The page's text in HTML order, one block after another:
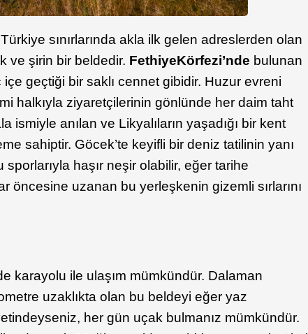
sınırlarında akla ilk gelen adreslerden olan
ve şirin bir beldedir. FethiyeKörfezi’nde bulunan
geçtiği bir saklı cennet gibidir. Huzur evreni
halkıyla ziyaretçilerinin gönlünde her daim taht
ismiyle anılan ve Likyalıların yaşadığı bir kent
sahiptir. Göcek’te keyifli bir deniz tatilinin yanı
sporlarıyla haşır neşir olabilir, eğer tarihe
öncesine uzanan bu yerleşkenin gizemli sırlarını
karayolu ile ulaşım mümkündür. Dalaman
uzaklıkta olan bu beldeyi eğer yaz
her gün uçak bulmanız mümkündür.